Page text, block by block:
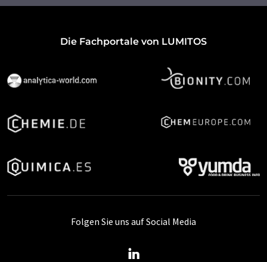
Die Fachportale von LUMITOS
Folgen Sie uns auf Social Media